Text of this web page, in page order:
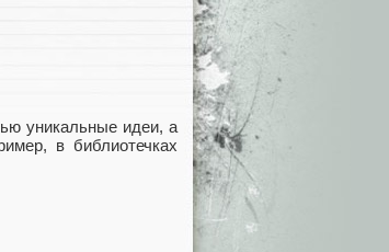
уникальные идеи, а
в библиотечках